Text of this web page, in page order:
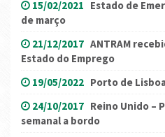
15/02/2021 Estado de
de março
21/12/2017 ANTRAM
Estado do Emprego
19/05/2022 Porto de
24/10/2017 Reino Unido –
semanal a bordo